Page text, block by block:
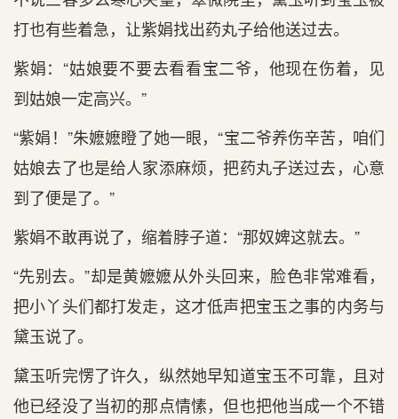
打也有些着急，让紫娟找出药丸子给他送过去。
紫娟：“姑娘要不要去看看宝二爷，他现在伤着，见
到姑娘一定高兴。”
“紫娟！”朱嬷嬷瞪了她一眼，“宝二爷养伤辛苦，咱们
姑娘去了也是给人家添麻烦，把药丸子送过去，心意
到了便是了。”
紫娟不敢再说了，缩着脖子道：“那奴婢这就去。”
“先别去。”却是黄嬷嬷从外头回来，脸色非常难看，
把小丫头们都打发走，这才低声把宝玉之事的内务与
黛玉说了。
黛玉听完愣了许久，纵然她早知道宝玉不可靠，且对
他已经没了当初的那点情愫，但也把他当成一个不错